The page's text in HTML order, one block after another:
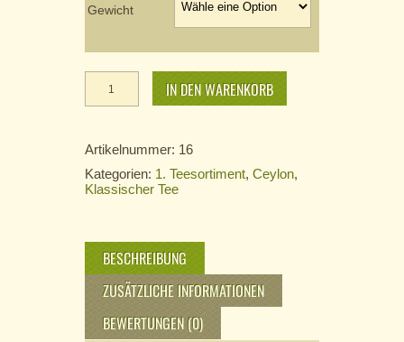
Gewicht
Ceylon
Aislaby
IN DEN WARENKORB
Artikelnummer: 16
Kategorien: 1. Teesortiment, Ceylon,
Klassischer Tee
BESCHREIBUNG
ZUSÄTZLICHE INFORMATIONEN
BEWERTUNGEN (0)